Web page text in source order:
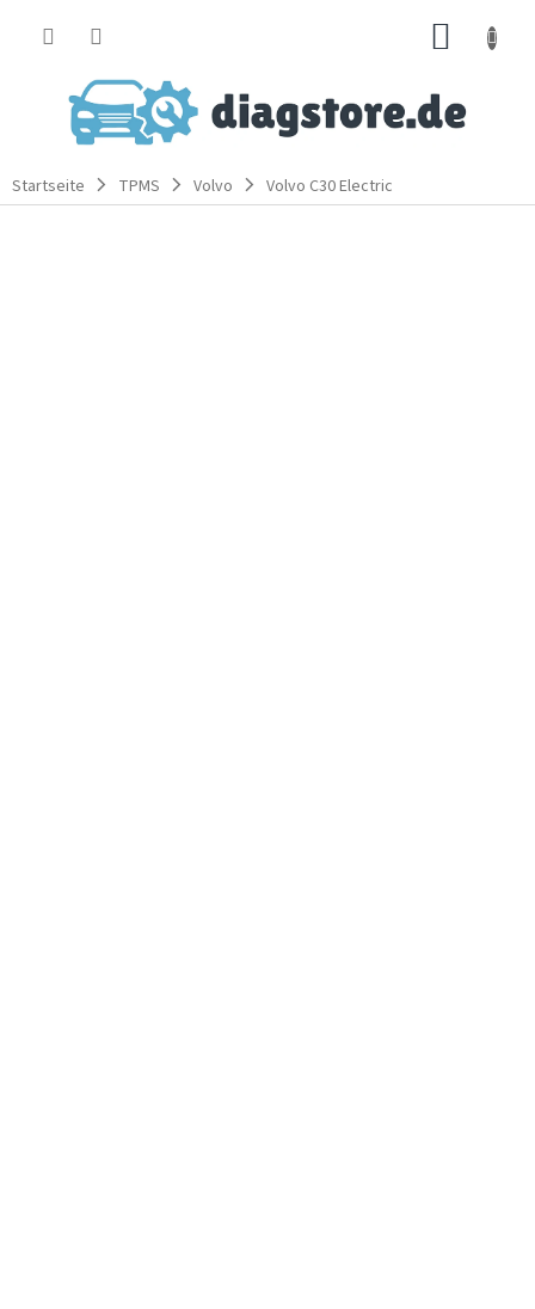
Startseite TPMS Volvo Volvo C30 Electric